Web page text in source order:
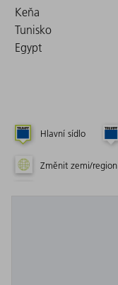
Keňa
Tunisko
Egypt
Hlavní sídlo
Změnit zemi/region